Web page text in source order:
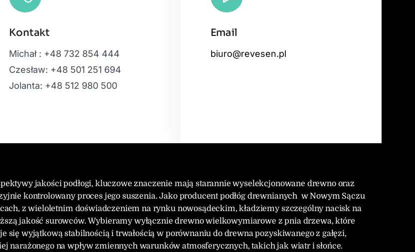
Kontakt
Michał : +48 732 854 444
Czesław: +48 501 251 694
Jolanta: +48 512 980 500
Email
biuro@revesen.pl
jakości podłogi, kluczowe znaczenie mają starannie wyselekcjonowane drewno oraz
kontrolowany proces jego suszenia. Jako producent podłóg drewnianych w Nowym Sączu
z wieloletnim doświadczeniem na rynku nowosądeckim, kładziemy szczególny nacisk na
jakość surowców. Wybieramy wyłącznie drewno wielkowymiarowe z pnia drzewa, które
się wyjątkową stabilnością i trwałością w porównaniu do drewna pozyskiwanego z gałęzi,
narażonego na wpływ zmiennych warunków atmosferycznych, takich jak wiatr i słońce.